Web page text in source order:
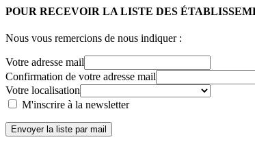
POUR RECEVOIR LA LISTE DES
Nous vous remercions de nous indiquer :
Votre adresse mail
Confirmation de votre adresse mail
Votre localisation
M'inscrire à la newsletter
Envoyer la liste par mail